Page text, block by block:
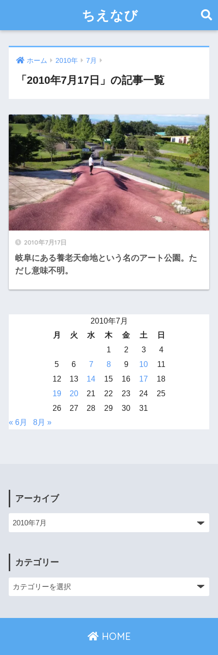
ちえなび
ホーム 2010年 7月
「2010年7月17日」の記事一覧
2010年7月17日
岐阜にある養老天命地という名のアート公園。た
だし意味不明。
2010年7月
月
火 水 木 金 土
日
1
2 3
4
5
6 7 8 9 10
11
12
13 14 15 16 17
18
19
20 21 22 23 24
25
26
27 28 29 30
31
« 6月
8月 »
アーカイブ
カテゴリー
HOME